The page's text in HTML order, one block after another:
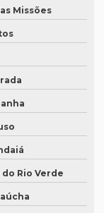
Missões
Rio Verde